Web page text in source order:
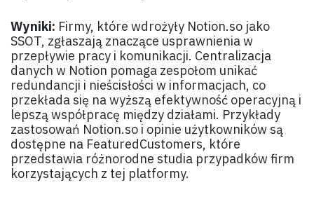
Wyniki: Firmy, które wdrożyły Notion.so jako
SSOT, zgłaszają znaczące usprawnienia w
przepływie pracy i komunikacji. Centralizacja
danych w Notion pomaga zespołom unikać
redundancji i nieścisłości w informacjach, co
przekłada się na wyższą efektywność operacyjną i
lepszą współpracę między działami. Przykłady
zastosowań Notion.so i opinie użytkowników są
dostępne na FeaturedCustomers, które
przedstawia różnorodne studia przypadków firm
korzystających z tej platformy.